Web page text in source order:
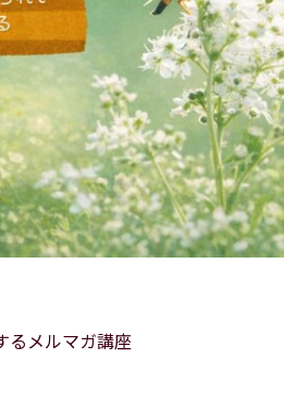
るメルマガ講座